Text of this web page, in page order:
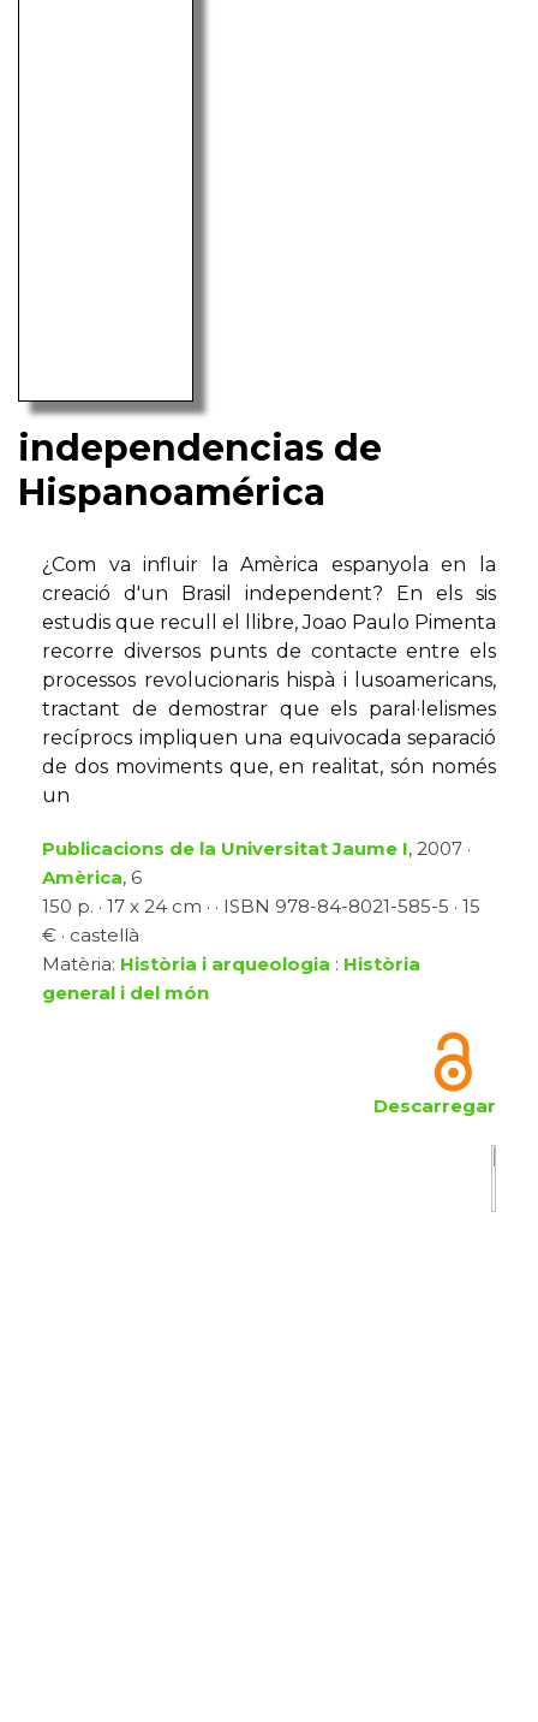
independencias de
Hispanoamérica
¿Com va influir la Amèrica espanyola en la
creació d'un Brasil independent? En els sis
estudis que recull el llibre, Joao Paulo Pimenta
recorre diversos punts de contacte entre els
processos revolucionaris hispà i lusoamericans,
tractant de demostrar que els paral·lelismes
recíprocs impliquen una equivocada separació
de dos moviments que, en realitat, són només
un
Publicacions de la Universitat Jaume I, 2007 ·
Amèrica, 6
150 p. · 17 x 24 cm · · ISBN 978-84-8021-585-5 · 15
€ · castellà
Matèria: Història i arqueologia : Història
general i del món
Descarregar